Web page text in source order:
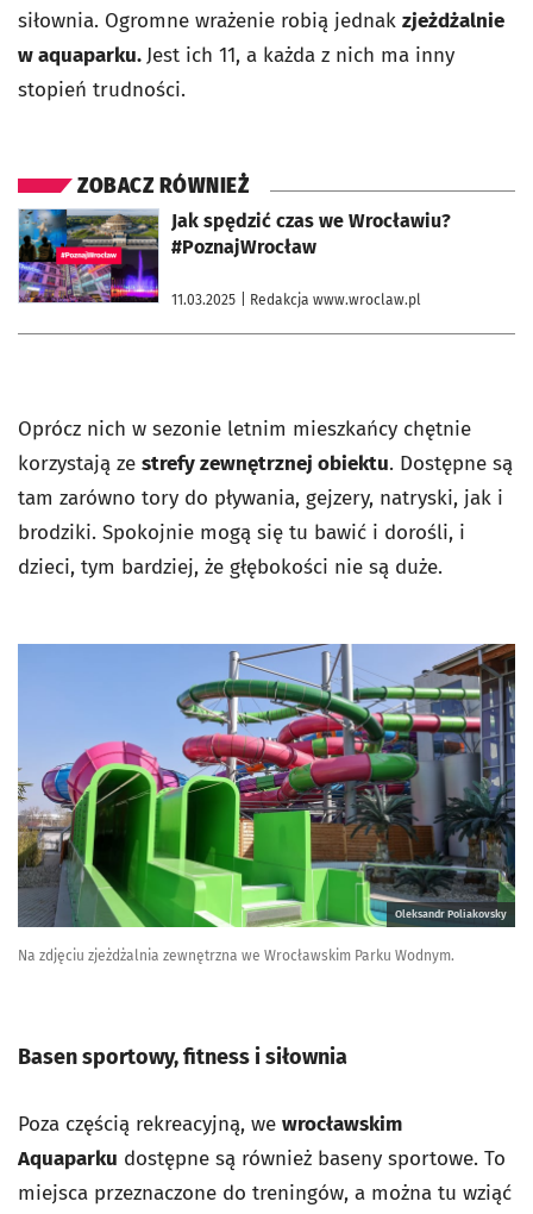
siłownia. Ogromne wrażenie robią jednak zjeżdżalnie
w aquaparku. Jest ich 11, a każda z nich ma inny
stopień trudności.
ZOBACZ RÓWNIEŻ
Jak spędzić czas we Wrocławiu?
#PoznajWrocław
11.03.2025 | Redakcja www.wroclaw.pl
otworzy się w nowej karcie
Oprócz nich w sezonie letnim mieszkańcy chętnie
korzystają ze strefy zewnętrznej obiektu. Dostępne są
tam zarówno tory do pływania, gejzery, natryski, jak i
brodziki. Spokojnie mogą się tu bawić i dorośli, i
dzieci, tym bardziej, że głębokości nie są duże.
Oleksandr Poliakovsky
Na zdjęciu zjeżdżalnia zewnętrzna we Wrocławskim Parku Wodnym.
Basen sportowy, fitness i siłownia
Poza częścią rekreacyjną, we wrocławskim
Aquaparku dostępne są również baseny sportowe. To
miejsca przeznaczone do treningów, a można tu wziąć